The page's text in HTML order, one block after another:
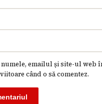
numele, emailul și site-ul web
când o să comentez.